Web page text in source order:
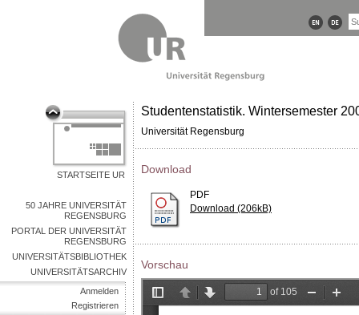
STARTSEITE UR
50 JAHRE UNIVERSITÄT
REGENSBURG
PORTAL DER UNIVERSITÄT
REGENSBURG
UNIVERSITÄTSBIBLIOTHEK
UNIVERSITÄTSARCHIV
Anmelden
Registrieren
Studentenstatistik. Wintersemester
Universität Regensburg
Download
PDF
Download (206kB)
Vorschau